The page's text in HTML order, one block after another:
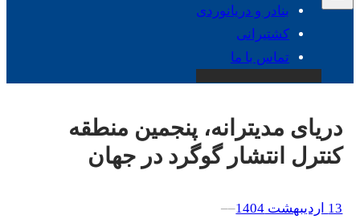
بنادر و دریانوردی
کشتیرانی
تماس با ما
دریای مدیترانه، پنجمین منطقه
کنترل انتشار گوگرد در جهان
13 اردیبهشت 1404 –
–